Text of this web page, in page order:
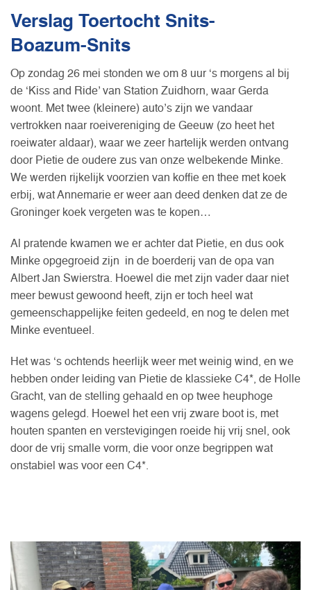
Verslag Toertocht Snits-
Boazum-Snits
Op zondag 26 mei stonden we om 8 uur ‘s morgens al bij
de ‘Kiss and Ride’ van Station Zuidhorn, waar Gerda
woont. Met twee (kleinere) auto’s zijn we vandaar
vertrokken naar roeivereniging de Geeuw (zo heet het
roeiwater aldaar), waar we zeer hartelijk werden ontvang
door Pietie de oudere zus van onze welbekende Minke.
We werden rijkelijk voorzien van koffie en thee met koek
erbij, wat Annemarie er weer aan deed denken dat ze de
Groninger koek vergeten was te kopen…
Al pratende kwamen we er achter dat Pietie, en dus ook
Minke opgegroeid zijn in de boerderij van de opa van
Albert Jan Swierstra. Hoewel die met zijn vader daar niet
meer bewust gewoond heeft, zijn er toch heel wat
gemeenschappelijke feiten gedeeld, en nog te delen met
Minke eventueel.
Het was ‘s ochtends heerlijk weer met weinig wind, en we
hebben onder leiding van Pietie de klassieke C4*, de Holle
Gracht, van de stelling gehaald en op twee heuphoge
wagens gelegd. Hoewel het een vrij zware boot is, met
houten spanten en verstevigingen roeide hij vrij snel, ook
door de vrij smalle vorm, die voor onze begrippen wat
onstabiel was voor een C4*.